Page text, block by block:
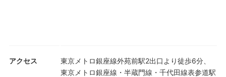
アクセス
東京メトロ銀座線外苑前駅2出口より徒歩6分、
東京メトロ銀座線・半蔵門線・千代田線表参道駅